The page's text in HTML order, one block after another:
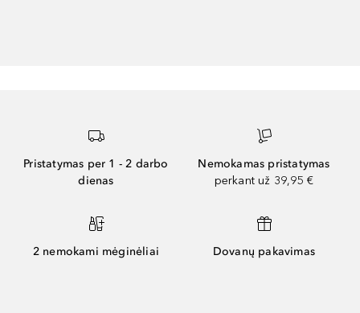
Pristatymas per 1 - 2 darbo
dienas
Nemokamas pristatymas
perkant už 39,95 €
2 nemokami mėginėliai Dovanų pakavimas